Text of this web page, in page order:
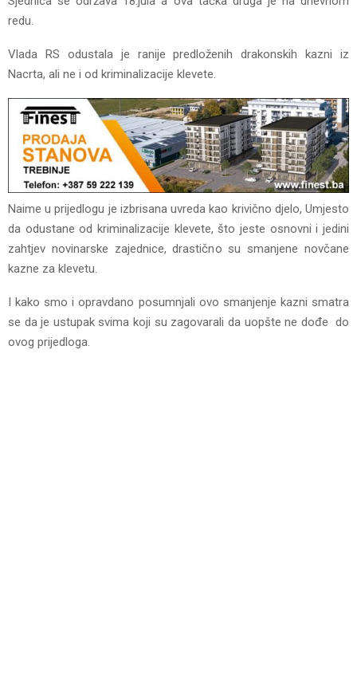
redu.
Vlada RS odustala je ranije predloženih drakonskih kazni iz
Nacrta, ali ne i od kriminalizacije klevete.
Naime u prijedlogu je izbrisana uvreda kao krivično djelo, Umjesto
da odustane od kriminalizacije klevete, što jeste osnovni i jedini
zahtjev novinarske zajednice, drastično su smanjene novčane
kazne za klevetu.
I kako smo i opravdano posumnjali ovo smanjenje kazni smatra
se da je ustupak svima koji su zagovarali da uopšte ne dođe do
ovog prijedloga.